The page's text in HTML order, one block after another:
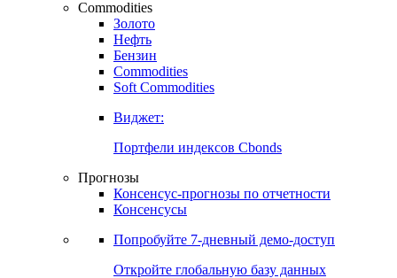
Commodities
Золото
Нефть
Бензин
Commodities
Soft Commodities
Виджет:
Портфели индексов Cbonds
Прогнозы
Консенсус-прогнозы по отчетности
Консенсусы
Попробуйте 7-дневный демо-доступ
Откройте глобальную базу данных